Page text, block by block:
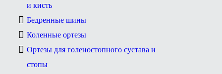
и кисть
Бедренные шины
Коленные ортезы
Ортезы для голеностопного сустава и
стопы